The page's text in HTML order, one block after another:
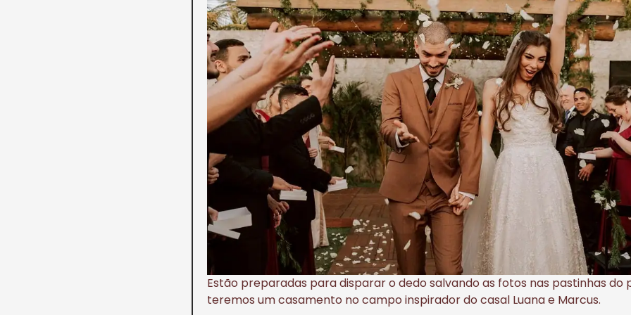
Estão preparadas para disparar o dedo salvando as fotos nas pastinhas do
teremos um casamento no campo inspirador do casal Luana e Marcus.